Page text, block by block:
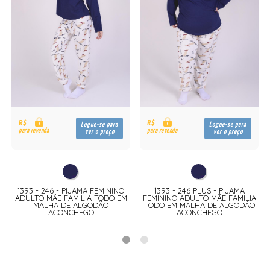
R$
para revenda
Logue-se para
ver o preço
1393 - 246 - PIJAMA FEMININO
ADULTO MÃE FAMILIA TODO EM
MALHA DE ALGODÃO
ACONCHEGO
R$
para revenda
Logue-se para
ver o preço
1393 - 246 PLUS - PIJAMA
FEMININO ADULTO MÃE FAMILIA
TODO EM MALHA DE ALGODÃO
ACONCHEGO